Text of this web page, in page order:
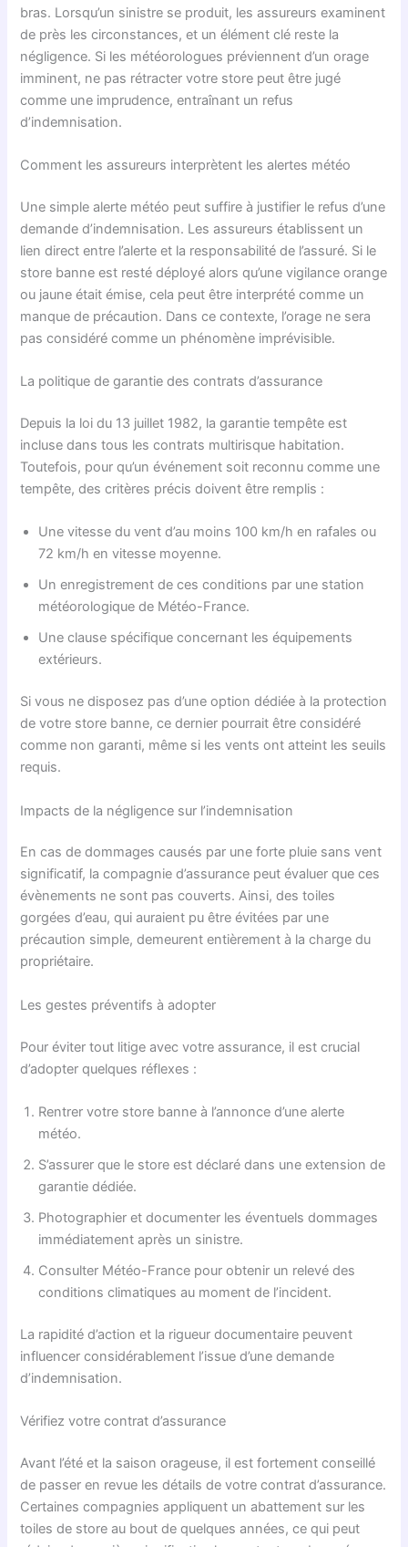
bras. Lorsqu’un sinistre se produit, les assureurs examinent
de près les circonstances, et un élément clé reste la
négligence. Si les météorologues préviennent d’un orage
imminent, ne pas rétracter votre store peut être jugé
comme une imprudence, entraînant un refus
d’indemnisation.
Comment les assureurs interprètent les alertes météo
Une simple alerte météo peut suffire à justifier le refus d’une
demande d’indemnisation. Les assureurs établissent un
lien direct entre l’alerte et la responsabilité de l’assuré. Si le
store banne est resté déployé alors qu’une vigilance orange
ou jaune était émise, cela peut être interprété comme un
manque de précaution. Dans ce contexte, l’orage ne sera
pas considéré comme un phénomène imprévisible.
La politique de garantie des contrats d’assurance
Depuis la loi du 13 juillet 1982, la garantie tempête est
incluse dans tous les contrats multirisque habitation.
Toutefois, pour qu’un événement soit reconnu comme une
tempête, des critères précis doivent être remplis :
Une vitesse du vent d’au moins 100 km/h en rafales ou
72 km/h en vitesse moyenne.
Un enregistrement de ces conditions par une station
météorologique de Météo-France.
Une clause spécifique concernant les équipements
extérieurs.
Si vous ne disposez pas d’une option dédiée à la protection
de votre store banne, ce dernier pourrait être considéré
comme non garanti, même si les vents ont atteint les seuils
requis.
Impacts de la négligence sur l’indemnisation
En cas de dommages causés par une forte pluie sans vent
significatif, la compagnie d’assurance peut évaluer que ces
évènements ne sont pas couverts. Ainsi, des toiles
gorgées d’eau, qui auraient pu être évitées par une
précaution simple, demeurent entièrement à la charge du
propriétaire.
Les gestes préventifs à adopter
Pour éviter tout litige avec votre assurance, il est crucial
d’adopter quelques réflexes :
Rentrer votre store banne à l’annonce d’une alerte
météo.
S’assurer que le store est déclaré dans une extension de
garantie dédiée.
Photographier et documenter les éventuels dommages
immédiatement après un sinistre.
Consulter Météo-France pour obtenir un relevé des
conditions climatiques au moment de l’incident.
La rapidité d’action et la rigueur documentaire peuvent
influencer considérablement l’issue d’une demande
d’indemnisation.
Vérifiez votre contrat d’assurance
Avant l’été et la saison orageuse, il est fortement conseillé
de passer en revue les détails de votre contrat d’assurance.
Certaines compagnies appliquent un abattement sur les
toiles de store au bout de quelques années, ce qui peut